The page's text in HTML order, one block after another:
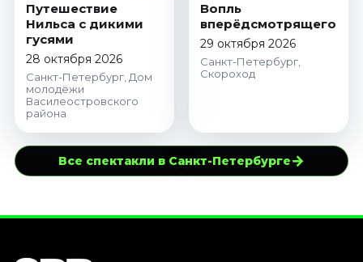
Путешествие
Нильса с дикими
гусями
28 октября 2026
Санкт-Петербург, Дом
молодёжи
Василеостровского
района
Вопль
вперёдсмотрящего
29 октября 2026
Санкт-Петербург,
Скороход
Все спектакли в Санкт-Петербурге→